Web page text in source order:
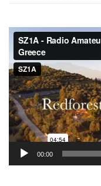
Πρόγραμμα
Αναπαραγωγής
Βίντεο
00:00